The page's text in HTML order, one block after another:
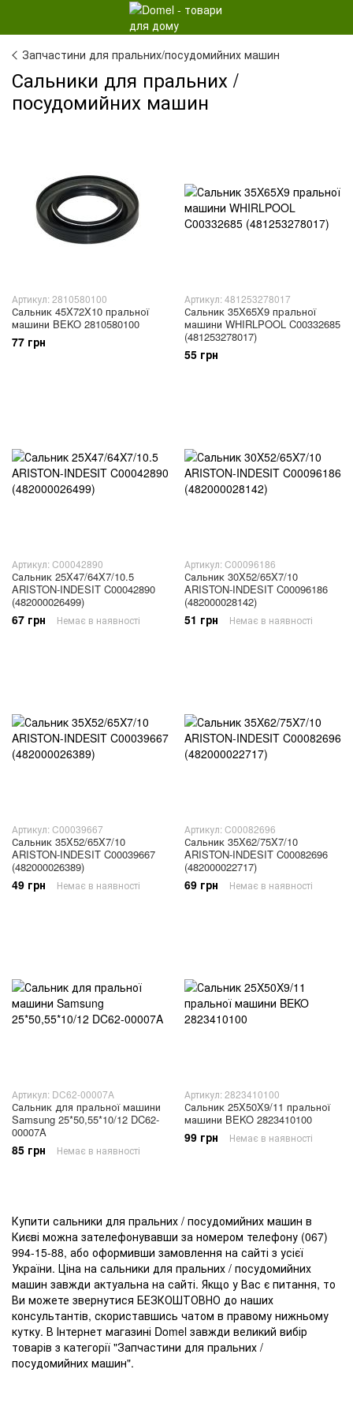
Запчастини для пральних/посудомийних машин
Сальники для пральних /
посудомийних машин
Артикул: 2810580100
Сальник 45X72X10 пральної
машини BEKO 2810580100
77 грн
Артикул: 481253278017
Сальник 35X65X9 пральної
машини WHIRLPOOL C00332685
(481253278017)
55 грн
Артикул: C00042890
Сальник 25X47/64X7/10.5
ARISTON-INDESIT C00042890
(482000026499)
67 грн Немає в наявності
Артикул: C00096186
Сальник 30X52/65X7/10
ARISTON-INDESIT C00096186
(482000028142)
51 грн Немає в наявності
Артикул: C00039667
Сальник 35X52/65X7/10
ARISTON-INDESIT C00039667
(482000026389)
49 грн Немає в наявності
Артикул: C00082696
Сальник 35X62/75X7/10
ARISTON-INDESIT C00082696
(482000022717)
69 грн Немає в наявності
Артикул: DC62-00007A
Сальник для пральної машини
Samsung 25*50,55*10/12 DC62-
00007A
85 грн Немає в наявності
Артикул: 2823410100
Сальник 25X50X9/11 пральної
машини BEKO 2823410100
99 грн Немає в наявності
Купити сальники для пральних / посудомийних машин в
Києві можна зателефонувавши за номером телефону (067)
994-15-88, або оформивши замовлення на сайті з усієї
України. Ціна на сальники для пральних / посудомийних
машин завжди актуальна на сайті. Якщо у Вас є питання, то
Ви можете звернутися БЕЗКОШТОВНО до наших
консультантів, скориставшись чатом в правому нижньому
кутку. В Інтернет магазині Domel завжди великий вибір
товарів з категорії "Запчастини для пральних /
посудомийних машин".